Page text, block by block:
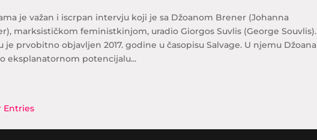
je važan i iscrpan intervju koji je sa Džoanom Brener (Johanna
marksističkom feministkinjom, uradio Giorgos Suvlis (George Souvlis).
je prvobitno objavljen 2017. godine u časopisu Salvage. U njemu Džoana
eksplanatornom potencijalu...
Entries